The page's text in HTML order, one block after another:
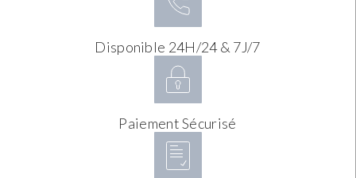
Disponible 24H/24 & 7J/7
Paiement Sécurisé